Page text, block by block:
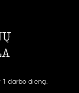
darbo dieną.